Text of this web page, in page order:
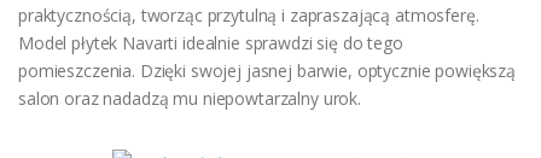
praktycznością, tworząc przytulną i zapraszającą atmosferę.
Model płytek Navarti idealnie sprawdzi się do tego
pomieszczenia. Dzięki swojej jasnej barwie, optycznie powiększą
salon oraz nadadzą mu niepowtarzalny urok.